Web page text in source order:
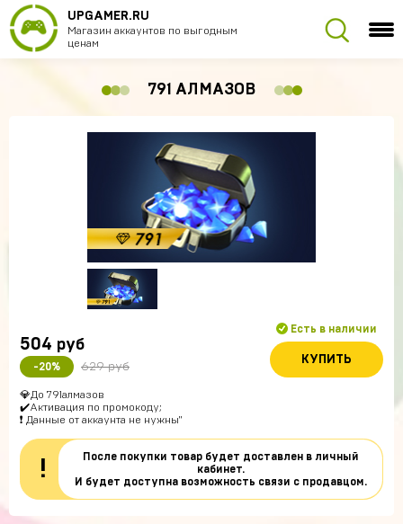
UPGAMER.RU
Магазин аккаунтов по выгодным
ценам
791 АЛМАЗОВ
504 руб
-20% 629 руб
Есть в наличии
КУПИТЬ
💎До 791алмазов
✔️Активация по промокоду;
❗ Данные от аккаунта не нужны"
!
После покупки товар будет доставлен в личный
кабинет.
И будет доступна возможность связи с продавцом.